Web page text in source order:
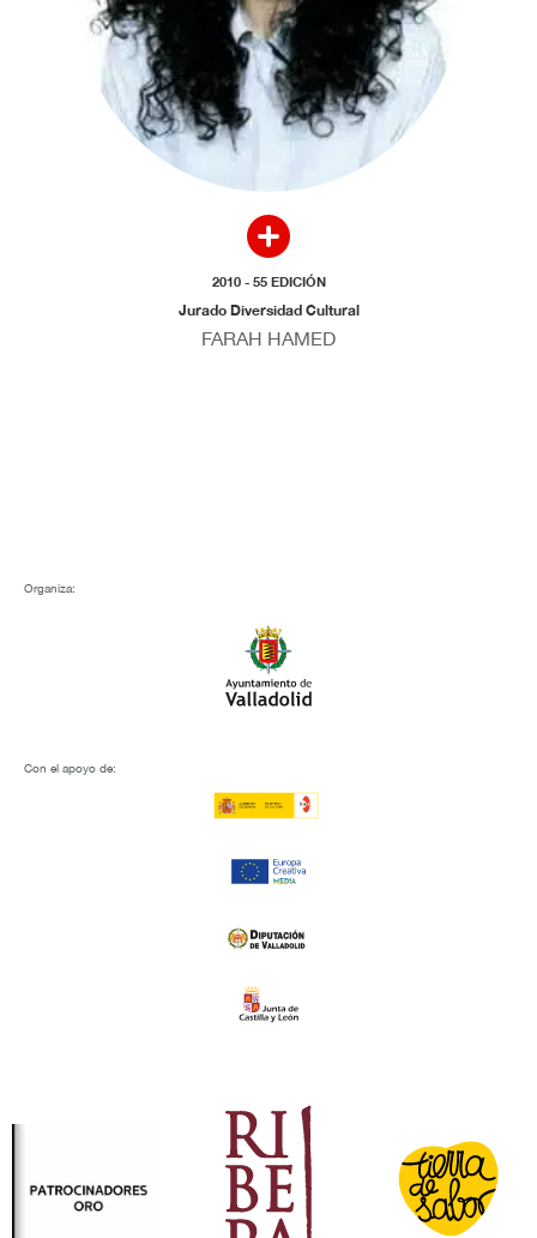
2010 - 55 EDICIÓN
Jurado Diversidad Cultural
FARAH HAMED
Organiza:
Con el apoyo de: